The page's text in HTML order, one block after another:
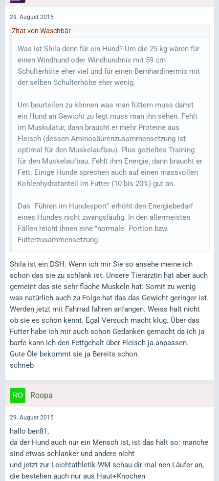
29. August 2015
Zitat von Waschbär
Was ist Shila denn für ein Hund? Um die 25 kg wären für
einen Windhund oder Windhundmix mit 59 cm
Schulterhöte eher viel und für einen Bernhardinermix mit
der selben Schulterhöhe eher wenig.
Um beurteilen zu können was man füttern muss damit
ein Hund an Gewicht zu legt muss man ihn sehen. Fehlt
im Muskulatur, dann braucht er mehr Proteine aus
Fleisch (dessen Aminosäurenzusammensetzung ist
optimal für den Muskelaufbau). Plus gezieltes Training
für den Muskelaufbau. Fehlt ihm Energie, dann braucht er
Fett. Einige Hunde sprechen auch auf einen massvollen
Kohlenhydratanteil im Futter (10 bis 20%) gut an.
Das "Führen im Hundesport" erhöht den Energiebedarf
eines Hundes nicht zwangsläufig. In den allermeisten
Fällen reicht ihnen eine "normale" Portion bzw.
Futterzusammensetzung.
Shila ist ein DSH. Wenn ich mir Sie so ansehe meine ich
schon das sie zu schlank ist. Unsere Tierärztin hat aber auch
gemeint das sie sehr flache Muskeln hat. Somit zu wenig
was natürlich auch zu Folge hat das das Gewicht geringer ist.
Werden jetzt mit Fahrrad fahren anfangen. Weiss halt nicht
ob sie es schon kennt. Egal Versuch macht klug. Über das
Futter habe ich mir auch schon Gedanken gemacht da ich ja
barfe kann ich den Fettgehalt über Fleisch ja anpassen.
Gute Öle bekommt sie ja Bereits schon.
schrieb
Roopa
29. August 2015
hallo ben81,
da der Hund auch nur ein Mensch ist, ist das halt so: manche
sind etwas schlanker und andere nicht
und jetzt zur Leichtathletik-WM schau dir mal nen Läufer an,
die bestehen auch nur aus Haut+Knochen